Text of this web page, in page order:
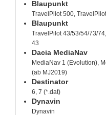
Blaupunkt
TravelPilot 500,
Blaupunkt
TravelPilot 43/53/54/73/
43
Dacia MediaNav
MediaNav 1 (Evolution),
(ab MJ2019)
Destinator
6, 7 (*.dat)
Dynavin
Dynavin